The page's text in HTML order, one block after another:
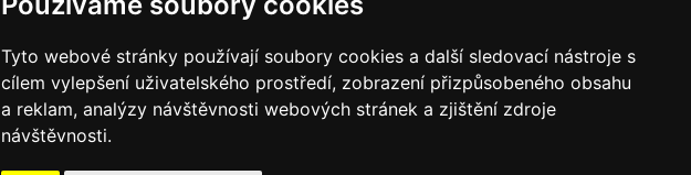
Tyto webové stránky používají soubory cookies a další sledovací nástroje s
cílem vylepšení uživatelského prostředí, zobrazení přizpůsobeného obsahu
a reklam, analýzy návštěvnosti webových stránek a zjištění zdroje
návštěvnosti.